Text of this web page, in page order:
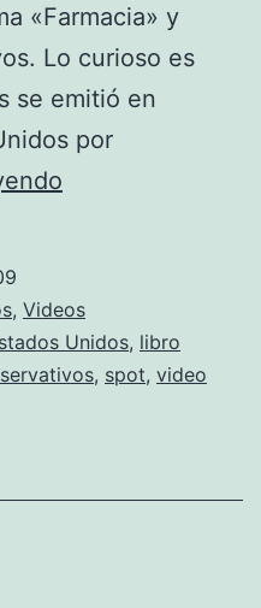
«Farmacia» y
Lo curioso es
se emitió en
por
y
negro.
, Videos
Unidos, libro
, spot, video